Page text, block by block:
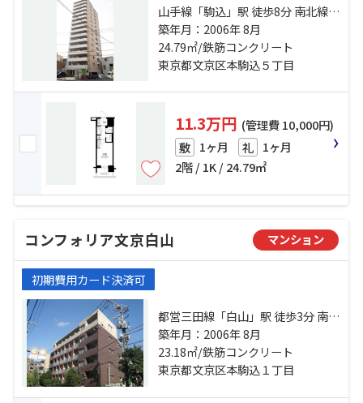
山手線「駒込」駅 徒歩8分 南北線
「駒込」駅 徒歩9分 南北線「本駒
込」駅 徒歩18分
築年月：2006年 8月
24.79㎡/鉄筋コンクリート
東京都文京区本駒込５丁目
11.3万円 (管理費 10,000円)
敷 1ヶ月 礼 1ヶ月
2階 / 1K / 24.79㎡
コンフォリア文京白山 マンション
初期費用カード決済可
都営三田線「白山」駅 徒歩3分 南北
線「本駒込」駅 徒歩5分 南北線「東
大前」駅 徒歩12分
築年月：2006年 8月
23.18㎡/鉄筋コンクリート
東京都文京区本駒込１丁目